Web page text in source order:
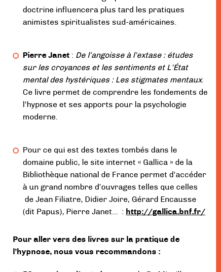
doctrine influencera plus tard les pratiques
animistes spiritualistes sud-américaines.
Pierre Janet : De l’angoisse à l’extase : études
sur les croyances et les sentiments et L’État
mental des hystériques : Les stigmates mentaux.
Ce livre permet de comprendre les fondements de
l’hypnose et ses apports pour la psychologie
moderne.
Pour ce qui est des textes tombés dans le
domaine public, le site internet « Gallica » de la
Bibliothèque national de France permet d’accéder
à un grand nombre d’ouvrages telles que celles
de Jean Filiatre, Didier Joire, Gérard Encausse
(dit Papus), Pierre Janet… : http://gallica.bnf.fr/
Pour aller vers des livres sur la pratique de
l’hypnose, nous vous recommandons :